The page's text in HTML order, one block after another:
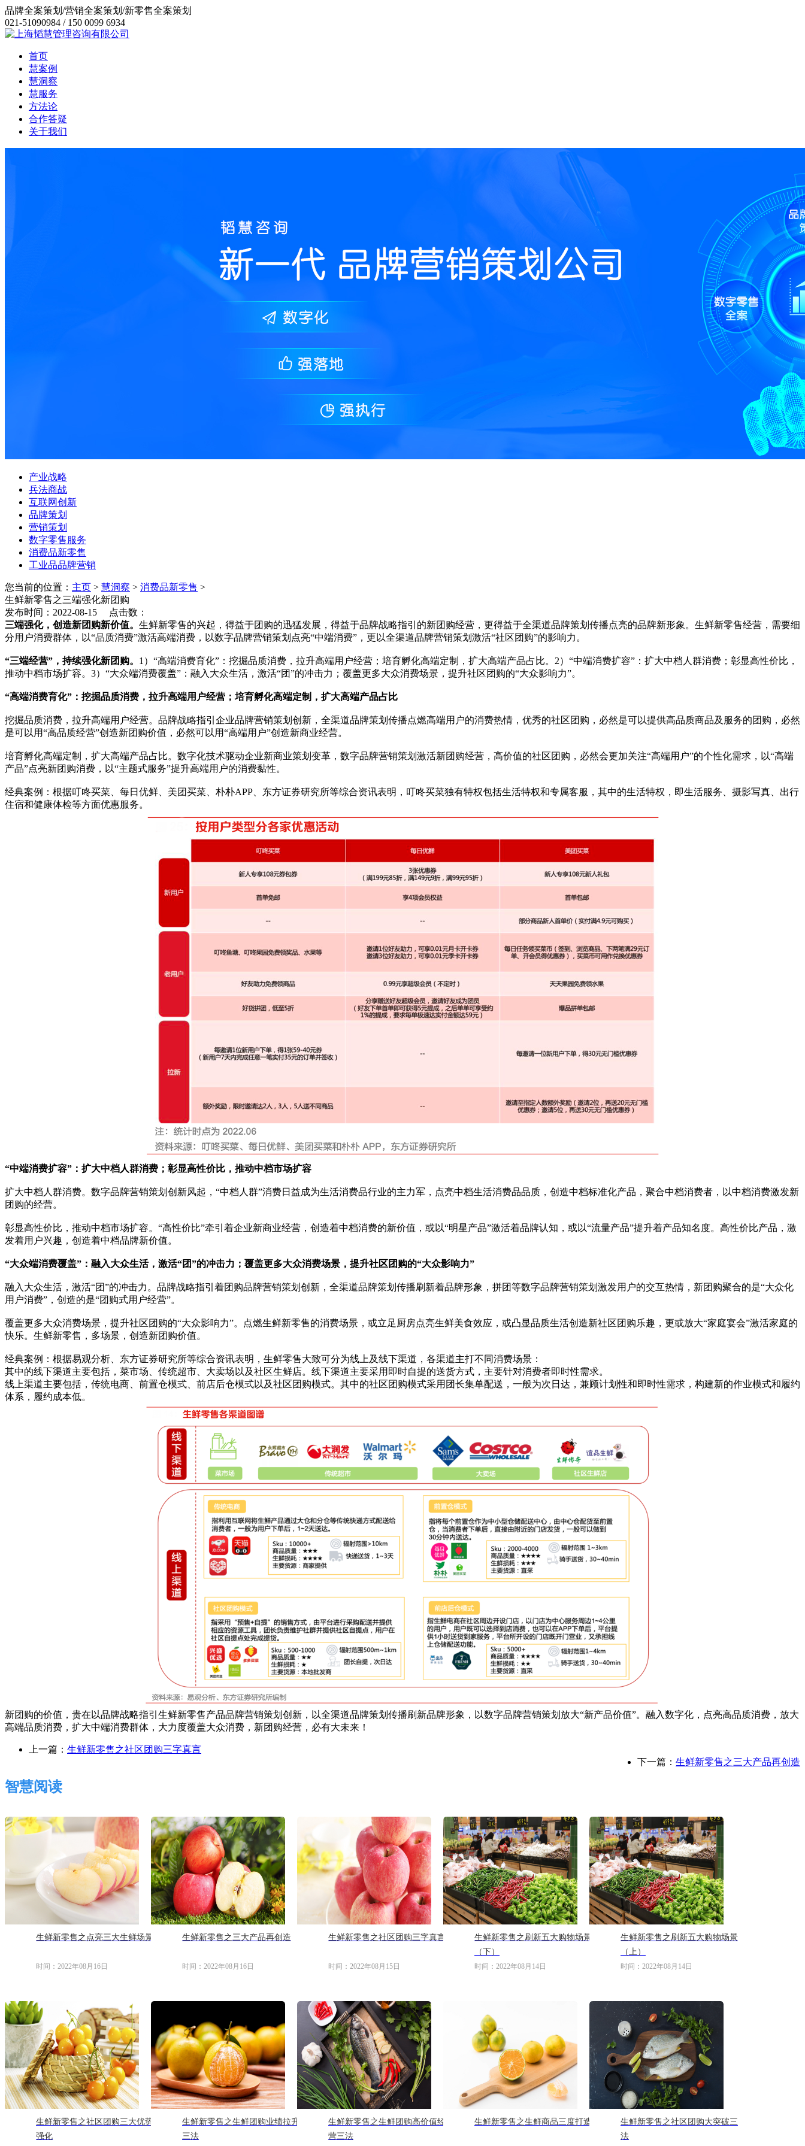
品牌全案策划/营销全案策划/新零售全案策划
021-51090984 / 150 0099 6934
首页
慧案例
慧洞察
慧服务
方法论
合作答疑
关于我们
产业战略
兵法商战
互联网创新
品牌策划
营销策划
数字零售服务
消费品新零售
工业品品牌营销
您当前的位置： 主页 > 慧洞察 > 消费品新零售 >
生鲜新零售之三端强化新团购
发布时间：2022-08-15 点击数：
三端强化，创造新团购新价值。 生鲜新零售的兴起，得益于团购的迅猛发展，得益于品牌战略指引的新团购经营，更得益于全渠道品牌策划传播点亮的品牌新形象。生鲜新零售经营，需要细
分用户消费群体，以“品质消费”激活高端消费，以数字品牌营销策划点亮“中端消费”，更以全渠道品牌营销策划激活“社区团购”的影响力。
“三端经营”，持续强化新团购。 1）“高端消费育化”：挖掘品质消费，拉升高端用户经营；培育孵化高端定制，扩大高端产品占比。2）“中端消费扩容”：扩大中档人群消费；彰显高性价比，
推动中档市场扩容。3）“大众端消费覆盖”：融入大众生活，激活“团”的冲击力；覆盖更多大众消费场景，提升社区团购的“大众影响力”。
“高端消费育化”：挖掘品质消费，拉升高端用户经营；培育孵化高端定制，扩大高端产品占比
挖掘品质消费，拉升高端用户经营。品牌战略指引企业品牌营销策划创新，全渠道品牌策划传播点燃高端用户的消费热情，优秀的社区团购，必然是可以提供高品质商品及服务的团购，必然
是可以用“高品质经营”创造新团购价值，必然可以用“高端用户”创造新商业经营。
培育孵化高端定制，扩大高端产品占比。数字化技术驱动企业新商业策划变革，数字品牌营销策划激活新团购经营，高价值的社区团购，必然会更加关注“高端用户”的个性化需求，以“高端
产品”点亮新团购消费，以“主题式服务”提升高端用户的消费黏性。
经典案例：根据叮咚买菜、每日优鲜、美团买菜、朴朴APP、东方证券研究所等综合资讯表明，叮咚买菜独有特权包括生活特权和专属客服，其中的生活特权，即生活服务、摄影写真、出行
住宿和健康体检等方面优惠服务。
“中端消费扩容”：扩大中档人群消费；彰显高性价比，推动中档市场扩容
扩大中档人群消费。数字品牌营销策划创新风起，“中档人群”消费日益成为生活消费品行业的主力军，点亮中档生活消费品品质，创造中档标准化产品，聚合中档消费者，以中档消费激发新
团购的经营。
彰显高性价比，推动中档市场扩容。“高性价比”牵引着企业新商业经营，创造着中档消费的新价值，或以“明星产品”激活着品牌认知，或以“流量产品”提升着产品知名度。高性价比产品，激
发着用户兴趣，创造着中档品牌新价值。
“大众端消费覆盖”：融入大众生活，激活“团”的冲击力；覆盖更多大众消费场景，提升社区团购的“大众影响力”
融入大众生活，激活“团”的冲击力。品牌战略指引着团购品牌营销策划创新，全渠道品牌策划传播刷新着品牌形象，拼团等数字品牌营销策划激发用户的交互热情，新团购聚合的是“大众化
用户消费”，创造的是“团购式用户经营”。
覆盖更多大众消费场景，提升社区团购的“大众影响力”。点燃生鲜新零售的消费场景，或立足厨房点亮生鲜美食效应，或凸显品质生活创造新社区团购乐趣，更或放大“家庭宴会”激活家庭的
快乐。生鲜新零售，多场景，创造新团购价值。
经典案例：根据易观分析、东方证券研究所等综合资讯表明，生鲜零售大致可分为线上及线下渠道，各渠道主打不同消费场景：
其中的线下渠道主要包括，菜市场、传统超市、大卖场以及社区生鲜店。线下渠道主要采用即时自提的送货方式，主要针对消费者即时性需求。
线上渠道主要包括，传统电商、前置仓模式、前店后仓模式以及社区团购模式。其中的社区团购模式采用团长集单配送，一般为次日达，兼顾计划性和即时性需求，构建新的作业模式和履约
体系，履约成本低。
新团购的价值，贵在以品牌战略指引生鲜新零售产品品牌营销策划创新，以全渠道品牌策划传播刷新品牌形象，以数字品牌营销策划放大“新产品价值”。融入数字化，点亮高品质消费，放大
高端品质消费，扩大中端消费群体，大力度覆盖大众消费，新团购经营，必有大未来！
上一篇： 生鲜新零售之社区团购三字真言
下一篇： 生鲜新零售之三大产品再创造
智慧阅读
生鲜新零售之点亮三大生鲜场景
时间：2022年08月16日
生鲜新零售之三大产品再创造
时间：2022年08月16日
生鲜新零售之社区团购三字真言
时间：2022年08月15日
生鲜新零售之刷新五大购物场景
（下）
时间：2022年08月14日
生鲜新零售之刷新五大购物场景
（上）
时间：2022年08月14日
生鲜新零售之社区团购三大优势
强化
生鲜新零售之生鲜团购业绩拉升
三法
生鲜新零售之生鲜团购高价值经
营三法
生鲜新零售之生鲜商品三度打造
生鲜新零售之社区团购大突破三
法